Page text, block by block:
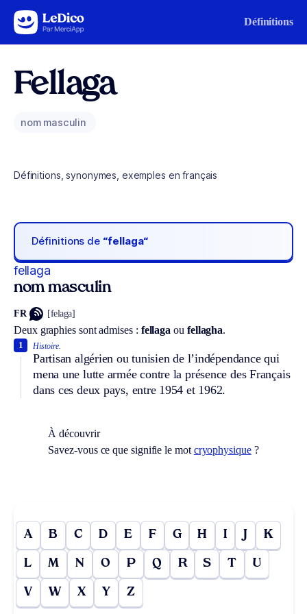
Aller au contenu Définitions
Fellaga
nom masculin
Définitions, synonymes, exemples en français
Définitions de “fellaga“
fellaga
nom masculin
FR [felaga]
Deux graphies sont admises : fellaga ou fellagha.
Histoire.
Partisan algérien ou tunisien de l’indépendance qui
mena une lutte armée contre la présence des Français
dans ces deux pays, entre 1954 et 1962.
1
À découvrir
Savez-vous ce que signifie le mot cryophysique?
A B C D E F G H I J K
L M N O P Q R S T U
V W X Y Z